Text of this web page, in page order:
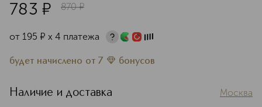
783 ¤ 870 ¤
от 195 ¤ х 4 платежа
будет начислено от 7 бонусов
Наличие и доставка Москва